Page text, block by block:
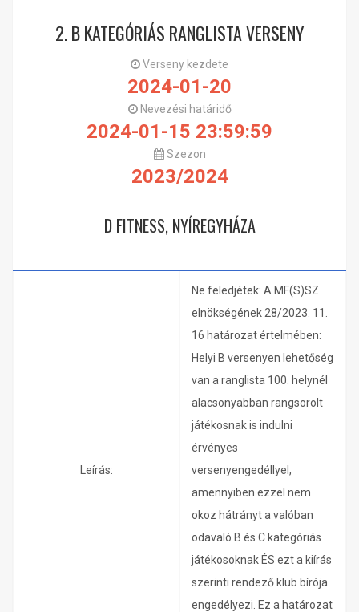
2. B KATEGÓRIÁS RANGLISTA VERSENY
Verseny kezdete
2024-01-20
Nevezési határidő
2024-01-15 23:59:59
Szezon
2023/2024
D FITNESS, NYÍREGYHÁZA
Leírás:
Ne feledjétek: A MF(S)SZ
elnökségének 28/2023. 11.
16 határozat értelmében:
Helyi B versenyen lehetőség
van a ranglista 100. helynél
alacsonyabban rangsorolt
játékosnak is indulni
érvényes
versenyengedéllyel,
amennyiben ezzel nem
okoz hátrányt a valóban
odavaló B és C kategóriás
játékosoknak ÉS ezt a kiírás
szerinti rendező klub bírója
engedélyezi. Ez a határozat